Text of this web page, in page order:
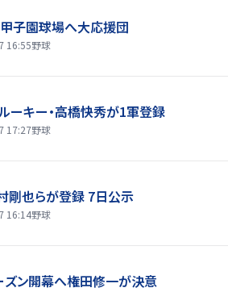
子園球場へ大応援団
16:55野球
ーキー・高橋快秀が1軍登録
17:27野球
剛也らが登録 7日公示
16:14野球
ズン開幕へ権田修一が決意